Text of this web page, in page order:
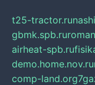
t25-tractor.ru
gbmk.spb.ru
airheat-spb.ru
demo.home.nov.ru
comp-land.org